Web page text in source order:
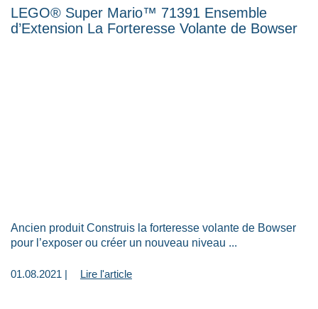
LEGO® Super Mario™ 71391 Ensemble
d’Extension La Forteresse Volante de Bowser
Ancien produit Construis la forteresse volante de Bowser
pour l’exposer ou créer un nouveau niveau ...
01.08.2021 | Lire l'article